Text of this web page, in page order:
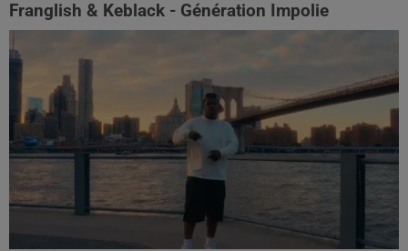
Franglish & Keblack - Génération Impolie